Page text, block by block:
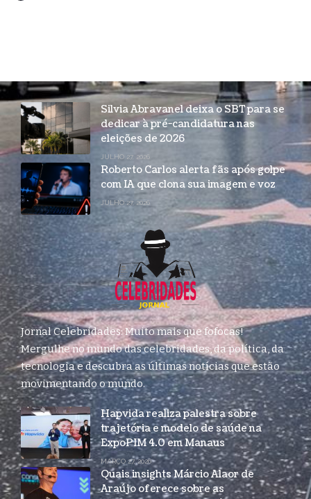
Silvia Abravanel deixa o SBT para se
dedicar à pré-candidatura nas
eleições de 2026
JULHO 27, 2026
Roberto Carlos alerta fãs após golpe
com IA que clona sua imagem e voz
JULHO 27, 2026
Jornal Celebridades: Muito mais que fofocas!
Mergulhe no mundo das celebridades, da política, da
tecnologia e descubra as últimas notícias que estão
movimentando o mundo.
Hapvida realiza palestra sobre
trajetória e modelo de saúde na
ExpoPIM 4.0 em Manaus
MARÇO 27, 2026
Quais insights Márcio Alaor de
Araújo oferece sobre as